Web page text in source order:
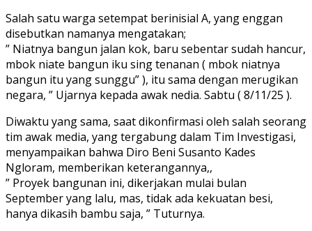
Salah satu warga setempat berinisial A, yang enggan
disebutkan namanya mengatakan;
” Niatnya bangun jalan kok, baru sebentar sudah hancur,
mbok niate bangun iku sing tenanan ( mbok niatnya
bangun itu yang sunggu” ), itu sama dengan merugikan
negara, ” Ujarnya kepada awak nedia. Sabtu ( 8/11/25 ).
Diwaktu yang sama, saat dikonfirmasi oleh salah seorang
tim awak media, yang tergabung dalam Tim Investigasi,
menyampaikan bahwa Diro Beni Susanto Kades
Ngloram, memberikan keterangannya,,
” Proyek bangunan ini, dikerjakan mulai bulan
September yang lalu, mas, tidak ada kekuatan besi,
hanya dikasih bambu saja, ” Tuturnya.